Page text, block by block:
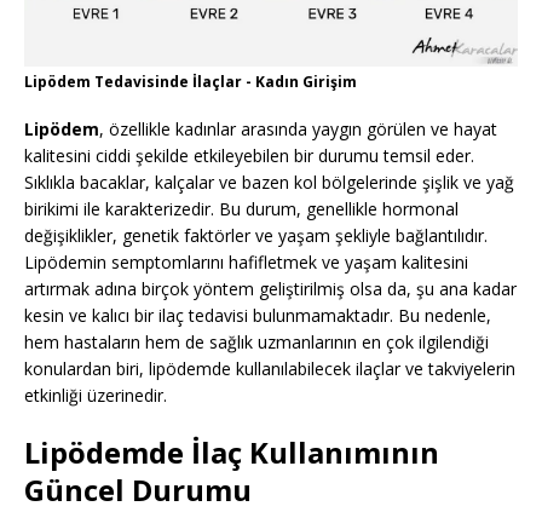
Lipödem Tedavisinde İlaçlar - Kadın Girişim
Lipödem, özellikle kadınlar arasında yaygın görülen ve hayat
kalitesini ciddi şekilde etkileyebilen bir durumu temsil eder.
Sıklıkla bacaklar, kalçalar ve bazen kol bölgelerinde şişlik ve yağ
birikimi ile karakterizedir. Bu durum, genellikle hormonal
değişiklikler, genetik faktörler ve yaşam şekliyle bağlantılıdır.
Lipödemin semptomlarını hafifletmek ve yaşam kalitesini
artırmak adına birçok yöntem geliştirilmiş olsa da, şu ana kadar
kesin ve kalıcı bir ilaç tedavisi bulunmamaktadır. Bu nedenle,
hem hastaların hem de sağlık uzmanlarının en çok ilgilendiği
konulardan biri, lipödemde kullanılabilecek ilaçlar ve takviyelerin
etkinliği üzerinedir.
Lipödemde İlaç Kullanımının
Güncel Durumu